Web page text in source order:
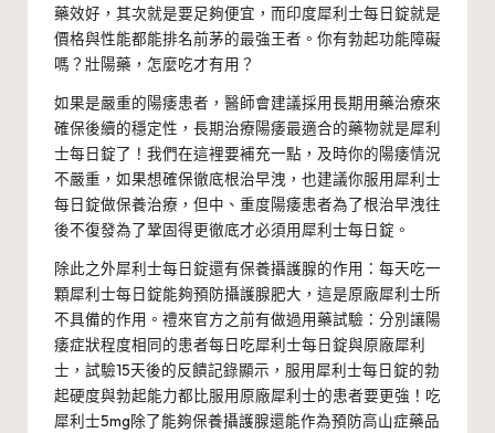
藥效好，其次就是要足夠便宜，而印度犀利士每日錠就是
價格與性能都能排名前茅的最強王者。 你有勃起功能障礙
嗎？壯陽藥，怎麼吃才有用？
如果是嚴重的陽痿患者，醫師會建議採用長期用藥治療來
確保後續的穩定性，長期治療陽痿最適合的藥物就是犀利
士每日錠了！我們在這裡要補充一點，及時你的陽痿情況
不嚴重，如果想確保徹底根治早洩，也建議你服用犀利士
每日錠做保養治療，但中、重度陽痿患者為了根治早洩往
後不復發為了鞏固得更徹底才必須用犀利士每日錠。
除此之外犀利士每日錠還有保養攝護腺的作用：每天吃一
顆犀利士每日錠能夠預防攝護腺肥大，這是原廠犀利士所
不具備的作用。禮來官方之前有做過用藥試驗：分別讓陽
痿症狀程度相同的患者每日吃犀利士每日錠與原廠犀利
士，試驗15天後的反饋記錄顯示，服用犀利士每日錠的勃
起硬度與勃起能力都比服用原廠犀利士的患者要更強！吃
犀利士5mg除了能夠保養攝護腺還能作為預防高山症藥品